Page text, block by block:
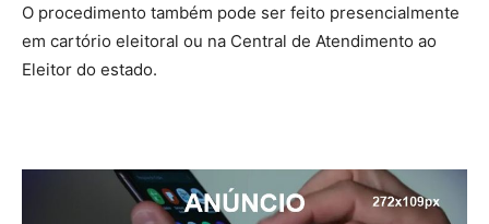
O procedimento também pode ser feito presencialmente
em cartório eleitoral ou na Central de Atendimento ao
Eleitor do estado.